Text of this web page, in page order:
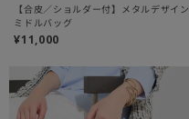
【合皮／ショルダー付】メタルデザイン
ミドルバッグ
¥11,000